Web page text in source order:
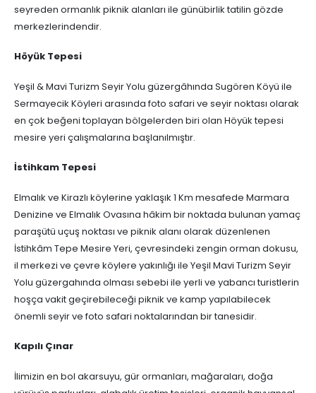
seyreden ormanlık piknik alanları ile günübirlik tatilin gözde
merkezlerindendir.
Höyük Tepesi
Yeşil & Mavi Turizm Seyir Yolu güzergâhında Sugören Köyü ile
Sermayecik Köyleri arasında foto safari ve seyir noktası olarak
en çok beğeni toplayan bölgelerden biri olan Höyük tepesi
mesire yeri çalışmalarına başlanılmıştır.
İstihkam Tepesi
Elmalık ve Kirazlı köylerine yaklaşık 1 Km mesafede Marmara
Denizine ve Elmalık Ovasına hâkim bir noktada bulunan yamaç
paraşütü uçuş noktası ve piknik alanı olarak düzenlenen
İstihkâm Tepe Mesire Yeri, çevresindeki zengin orman dokusu,
il merkezi ve çevre köylere yakınlığı ile Yeşil Mavi Turizm Seyir
Yolu güzergahında olması sebebi ile yerli ve yabancı turistlerin
hoşça vakit geçirebileceği piknik ve kamp yapılabilecek
önemli seyir ve foto safari noktalarından bir tanesidir.
Kapılı Çınar
İlimizin en bol akarsuyu, gür ormanları, mağaraları, doğa